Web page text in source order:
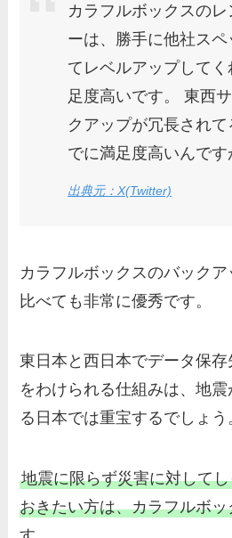
カラフルボックスの
ーは、勝手に他社スペ
てレベルアップして
足度高いです。 東西
クアップが冗長され
でに満足度高いんです
出典元：X(Twitter)
カラフルボックスのバック
比べても非常に優秀です。
東日本と西日本でデータ保
をわけられる仕組みは、地
る日本では重宝するでしょう
地震に限らず災害に対して
おきたい方は、カラフルボ